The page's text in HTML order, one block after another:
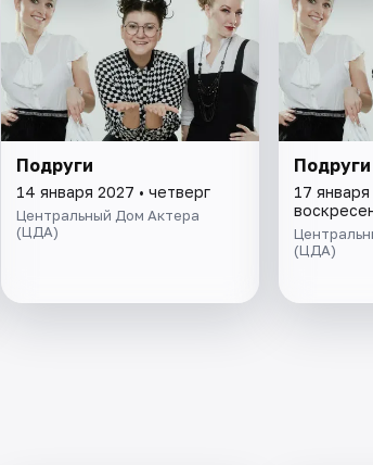
Подруги
14 января 2027 • четверг
Центральный Дом Актера
(ЦДА)
Подруги
17 января
(ЦДА)